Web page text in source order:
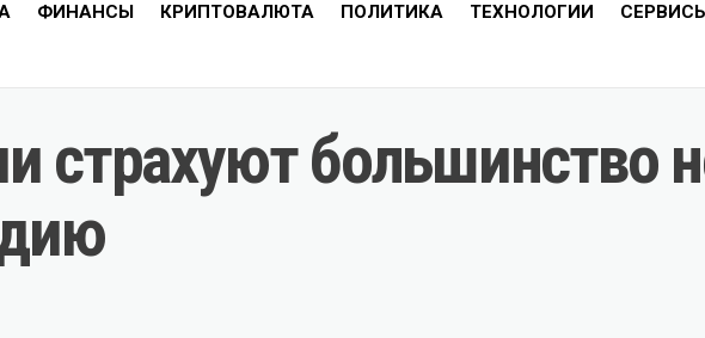
ФИНАНСЫ КРИПТОВАЛЮТА ПОЛИТИКА ТЕХНОЛОГИИ
страхуют большинство